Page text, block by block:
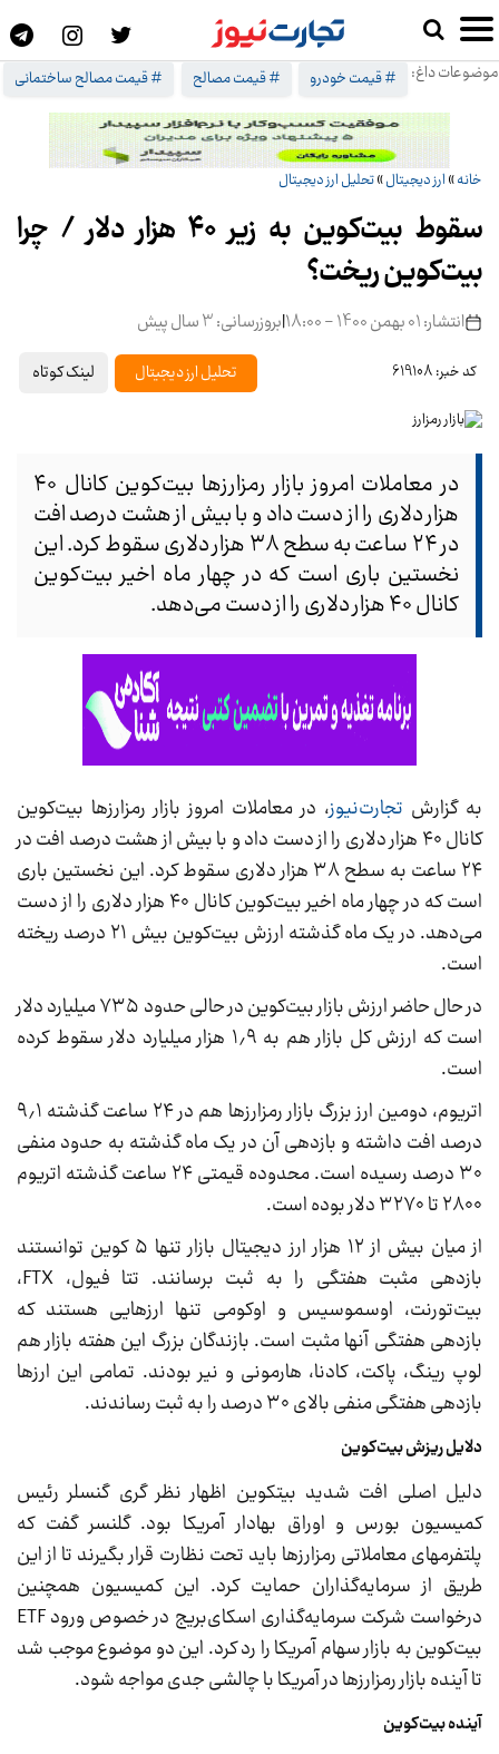
موضوعات داغ: # قیمت خودرو # قیمت مصالح # قیمت مصالح ساختمانی
خانه» ارز دیجیتال»تحلیل ارز دیجیتال
سقوط بیت‌کوین به زیر ۴۰ هزار دلار / چرا
بیت‌کوین ریخت؟
انتشار: 01 بهمن 1400 - 18:00 |بروزرسانی: 3 سال پیش
کد خبر: 619108 تحلیل ارز دیجیتال لینک کوتاه
در معاملات امروز بازار رمزارزها بیت‌کوین کانال ۴۰
هزار دلاری را از دست داد و با بیش از هشت درصد افت
در ۲۴ ساعت به سطح ۳۸ هزار دلاری سقوط کرد. این
نخستین باری است که در چهار ماه اخیر بیت‌کوین
کانال ۴۰ هزار دلاری را از دست می‌دهد.
به گزارش تجارت‌نیوز، در معاملات امروز بازار رمزارزها بیت‌کوین
کانال ۴۰ هزار دلاری را از دست داد و با بیش از هشت درصد افت در
۲۴ ساعت به سطح ۳۸ هزار دلاری سقوط کرد. این نخستین باری
است که در چهار ماه اخیر بیت‌کوین کانال ۴۰ هزار دلاری را از دست
می‌دهد. در یک ماه گذشته ارزش بیت‌کوین بیش ۲۱ درصد ریخته
است.
در حال حاضر ارزش بازار بیت‌کوین در حالی حدود ۷۳۵ میلیارد دلار
است که ارزش کل بازار هم به ۱٫۹ هزار میلیارد دلار سقوط کرده
است.
اتریوم، دومین ارز بزرگ بازار رمزارزها هم در ۲۴ ساعت گذشته ۹٫۱
درصد افت داشته و بازدهی آن در یک ماه گذشته به حدود منفی
۳۰ درصد رسیده است. محدوده قیمتی ۲۴ ساعت گذشته اتریوم
۲۸۰۰ تا ۳۲۷۰ دلار بوده است.
از میان بیش از ۱۲ هزار ارز دیجیتال بازار تنها ۵ کوین توانستند
بازدهی مثبت هفتگی را به ثبت برسانند. تتا فیول، FTX،
بیت‌تورنت، اوسموسیس و اوکومی تنها ارزهایی هستند که
بازدهی هفتگی آنها مثبت است. بازندگان بزرگ این هفته بازار هم
لوپ رینگ، پاکت، کادنا، هارمونی و نیر بودند. تمامی این ارزها
بازدهی هفتگی منفی بالای ۳۰ درصد را به ثبت رساندند.
دلایل ریزش بیت‌کوین
دلیل اصلی افت شدید بیت‎کوین اظهار نظر گری گنسلر رئیس
کمیسیون بورس و اوراق بهادار آمریکا بود. گلنسر گفت که
پلتفرمهای معاملاتی رمزارزها باید تحت نظارت قرار بگیرند تا از این
طریق از سرمایه‌گذاران حمایت کرد. این کمیسیون همچنین
درخواست شرکت سرمایه‌گذاری اسکای‌بریج در خصوص ورود ETF
بیت‌کوین به بازار سهام آمریکا را رد کرد. این دو موضوع موجب شد
تا آینده بازار رمزارزها در آمریکا با چالشی جدی مواجه شود.
آینده بیت‌کوین